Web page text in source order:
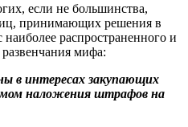
если не большинства,
принимающих решения в
распространенного и
мифа:
в интересах закупающих
наложения штрафов на